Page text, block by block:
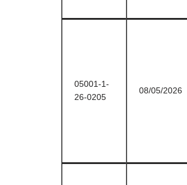
05001-1-
26-0205
08/05/2026